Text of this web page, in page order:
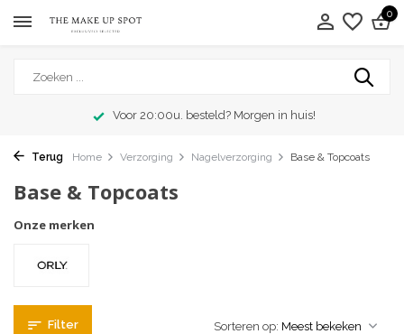
0
Voor 20:00u. besteld? Morgen in huis!
Terug Home Verzorging Nagelverzorging Base & Topcoats
Base & Topcoats
Onze merken
Filter Sorteren op: